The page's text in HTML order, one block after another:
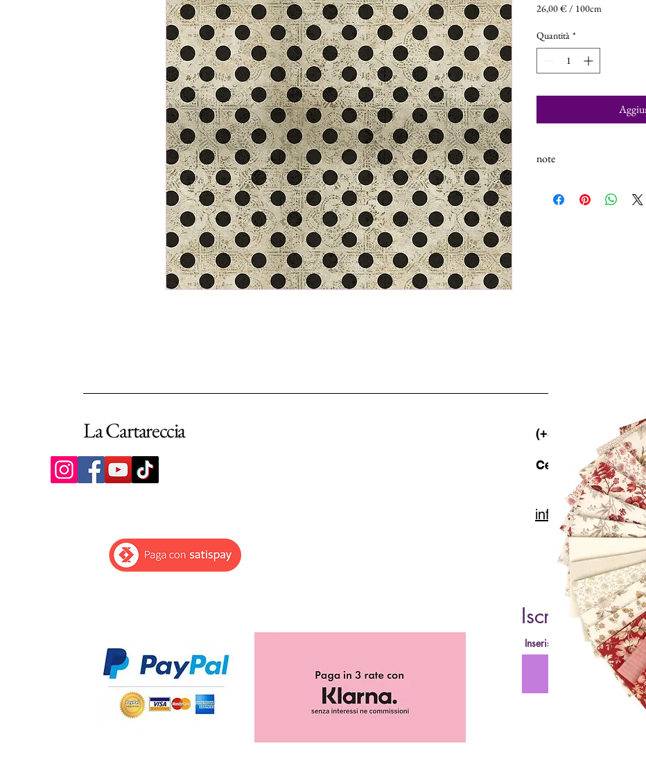
26,00 €/ 100cm
ogni
100
Centimetri
Quantità *
note
La Cartareccia (+39) 06 523 510 18
Cell. 347 49 65 650
Iscriviti alla
Inserisci la tua Email